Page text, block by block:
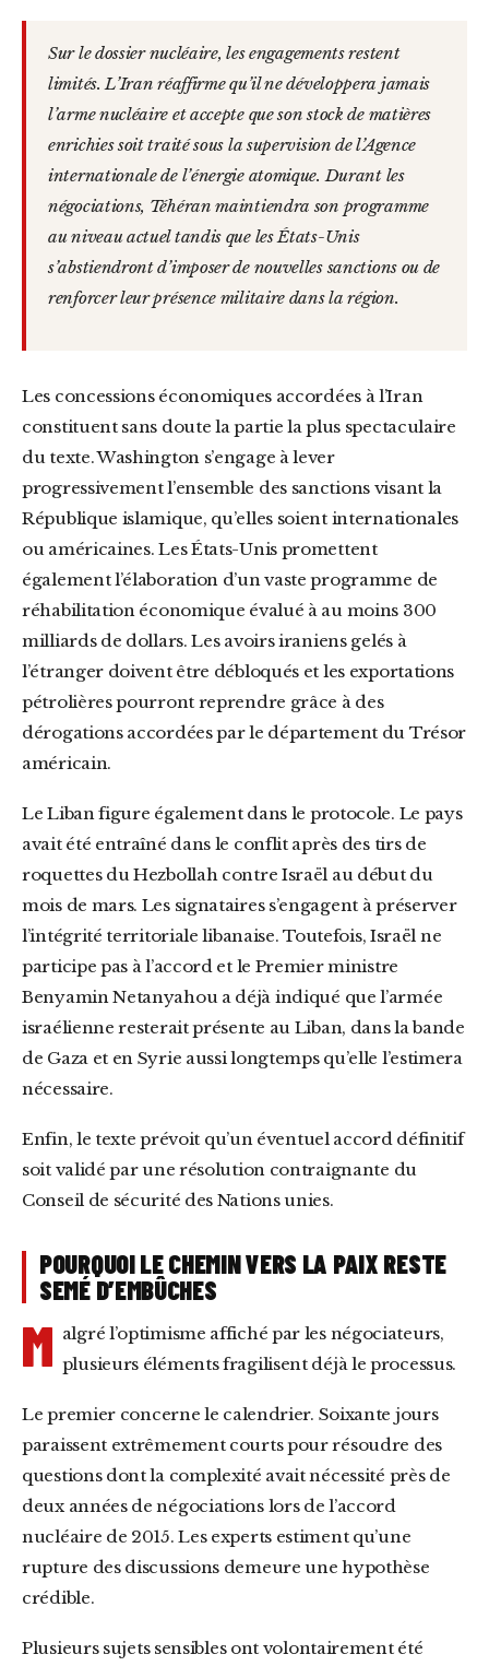
Sur le dossier nucléaire, les engagements restent
limités. L’Iran réaffirme qu’il ne développera jamais
l’arme nucléaire et accepte que son stock de matières
enrichies soit traité sous la supervision de l’Agence
internationale de l’énergie atomique. Durant les
négociations, Téhéran maintiendra son programme
au niveau actuel tandis que les États-Unis
s’abstiendront d’imposer de nouvelles sanctions ou de
renforcer leur présence militaire dans la région.
Les concessions économiques accordées à l’Iran
constituent sans doute la partie la plus spectaculaire
du texte. Washington s’engage à lever
progressivement l’ensemble des sanctions visant la
République islamique, qu’elles soient internationales
ou américaines. Les États-Unis promettent
également l’élaboration d’un vaste programme de
réhabilitation économique évalué à au moins 300
milliards de dollars. Les avoirs iraniens gelés à
l’étranger doivent être débloqués et les exportations
pétrolières pourront reprendre grâce à des
dérogations accordées par le département du Trésor
américain.
Le Liban figure également dans le protocole. Le pays
avait été entraîné dans le conflit après des tirs de
roquettes du Hezbollah contre Israël au début du
mois de mars. Les signataires s’engagent à préserver
l’intégrité territoriale libanaise. Toutefois, Israël ne
participe pas à l’accord et le Premier ministre
Benyamin Netanyahou a déjà indiqué que l’armée
israélienne resterait présente au Liban, dans la bande
de Gaza et en Syrie aussi longtemps qu’elle l’estimera
nécessaire.
Enfin, le texte prévoit qu’un éventuel accord définitif
soit validé par une résolution contraignante du
Conseil de sécurité des Nations unies.
POURQUOI LE CHEMIN VERS LA PAIX RESTE
SEMÉ D’EMBÛCHES
M algré l’optimisme affiché par les négociateurs,
plusieurs éléments fragilisent déjà le processus.
Le premier concerne le calendrier. Soixante jours
paraissent extrêmement courts pour résoudre des
questions dont la complexité avait nécessité près de
deux années de négociations lors de l’accord
nucléaire de 2015. Les experts estiment qu’une
rupture des discussions demeure une hypothèse
crédible.
Plusieurs sujets sensibles ont volontairement été